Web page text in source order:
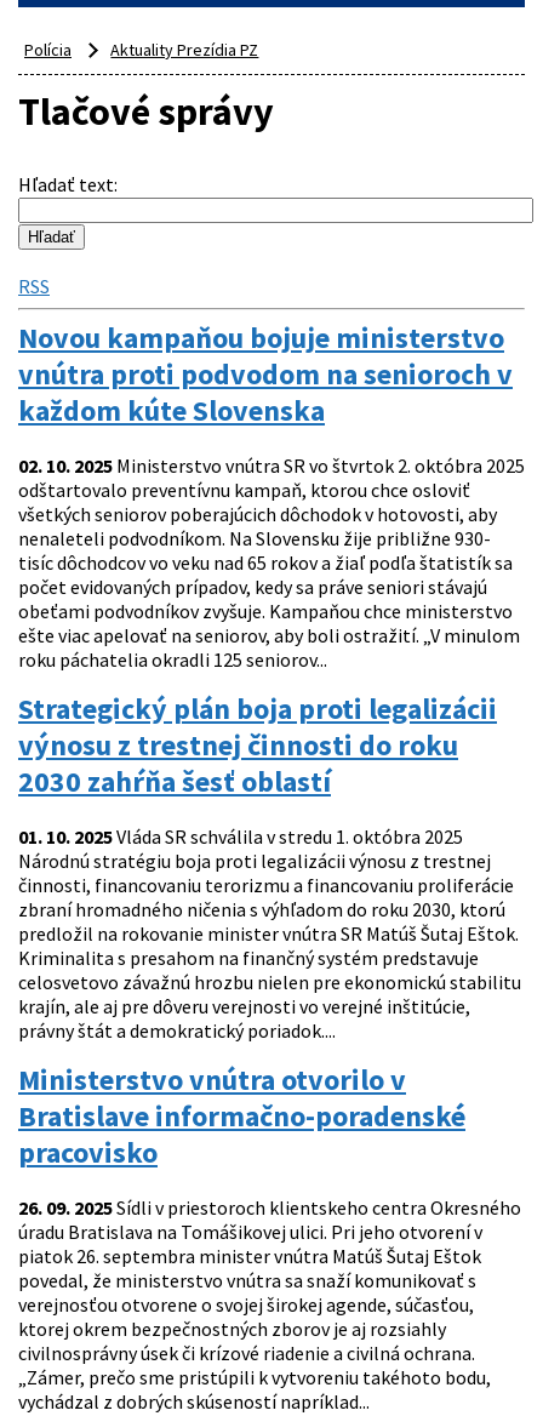
Polícia Aktuality Prezídia PZ
Tlačové správy
Hľadať text:
RSS
Novou kampaňou bojuje ministerstvo
vnútra proti podvodom na senioroch v
každom kúte Slovenska
02. 10. 2025 Ministerstvo vnútra SR vo štvrtok 2. októbra 2025
odštartovalo preventívnu kampaň, ktorou chce osloviť
všetkých seniorov poberajúcich dôchodok v hotovosti, aby
nenaleteli podvodníkom. Na Slovensku žije približne 930-
tisíc dôchodcov vo veku nad 65 rokov a žiaľ podľa štatistík sa
počet evidovaných prípadov, kedy sa práve seniori stávajú
obeťami podvodníkov zvyšuje. Kampaňou chce ministerstvo
ešte viac apelovať na seniorov, aby boli ostražití. „V minulom
roku páchatelia okradli 125 seniorov...
Strategický plán boja proti legalizácii
výnosu z trestnej činnosti do roku
2030 zahŕňa šesť oblastí
01. 10. 2025Vláda SR schválila v stredu 1. októbra 2025
Národnú stratégiu boja proti legalizácii výnosu z trestnej
činnosti, financovaniu terorizmu a financovaniu proliferácie
zbraní hromadného ničenia s výhľadom do roku 2030, ktorú
predložil na rokovanie minister vnútra SR Matúš Šutaj Eštok.
Kriminalita s presahom na finančný systém predstavuje
celosvetovo závažnú hrozbu nielen pre ekonomickú stabilitu
krajín, ale aj pre dôveru verejnosti vo verejné inštitúcie,
právny štát a demokratický poriadok....
Ministerstvo vnútra otvorilo v
Bratislave informačno-poradenské
pracovisko
26. 09. 2025Sídli v priestoroch klientskeho centra Okresného
úradu Bratislava na Tomášikovej ulici. Pri jeho otvorení v
piatok 26. septembra minister vnútra Matúš Šutaj Eštok
povedal, že ministerstvo vnútra sa snaží komunikovať s
verejnosťou otvorene o svojej širokej agende, súčasťou,
ktorej okrem bezpečnostných zborov je aj rozsiahly
civilnosprávny úsek či krízové riadenie a civilná ochrana.
„Zámer, prečo sme pristúpili k vytvoreniu takéhoto bodu,
vychádzal z dobrých skúseností napríklad...